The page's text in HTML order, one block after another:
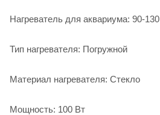
Нагреватель для аквариума: 90-
Тип нагревателя: Погружной
Материал нагревателя: Стекло
Мощность: 100 Вт